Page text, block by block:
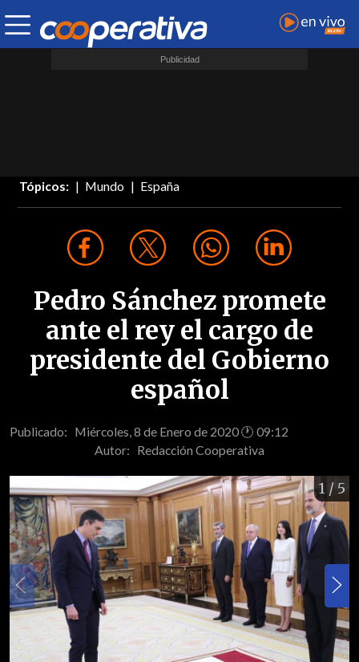
Tópicos: Mundo España
Pedro Sánchez promete
ante el rey el cargo de
presidente del Gobierno
español
Publicado: Miércoles, 8 de Enero de 2020 🕐 09:12
Autor: Redacción Cooperativa
1 / 5